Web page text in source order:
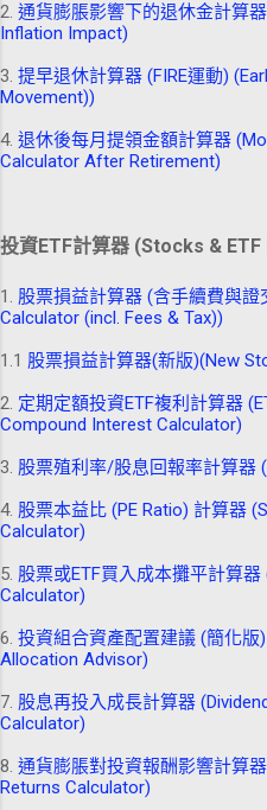
2. 通貨膨脹影響下的退休金計算
Inflation Impact)
3. 提早退休計算器 (FIRE運動)
Movement))
4. 退休後每月提領金額計算器
Calculator After Retirement)
投資ETF計算器 (Stocks &
1. 股票損益計算器 (含手續費與
Calculator (incl. Fees & Tax))
1.1 股票損益計算器(新版)(New
2. 定期定額投資ETF複利計算器
Compound Interest Calculator)
3. 股票殖利率/股息回報率計算器
4. 股票本益比 (PE Ratio) 計算器
Calculator)
5. 股票或ETF買入成本攤平計算
Calculator)
6. 投資組合資產配置建議 (簡化
Allocation Advisor)
7. 股息再投入成長計算器
Calculator)
8. 通貨膨脹對投資報酬影響計算
Returns Calculator)